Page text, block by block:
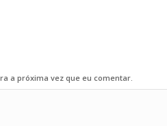
a próxima vez que eu comentar.